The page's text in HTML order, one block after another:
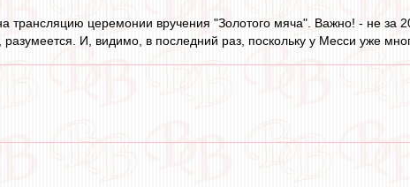
трансляцию церемонии вручения "Золотого мяча". Важно! - не за
И, видимо, в последний раз, поскольку у Месси уже